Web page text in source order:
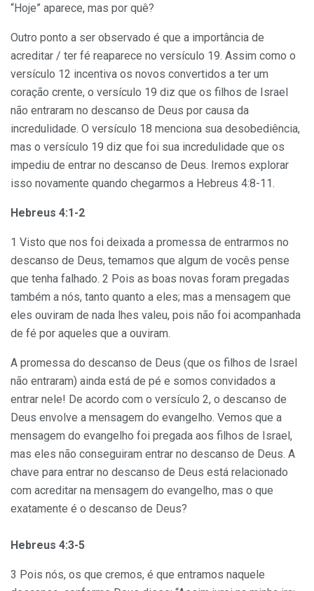
“Hoje” aparece, mas por quê?
Outro ponto a ser observado é que a importância de
acreditar / ter fé reaparece no versículo 19. Assim como o
versículo 12 incentiva os novos convertidos a ter um
coração crente, o versículo 19 diz que os filhos de Israel
não entraram no descanso de Deus por causa da
incredulidade. O versículo 18 menciona sua desobediência,
mas o versículo 19 diz que foi sua incredulidade que os
impediu de entrar no descanso de Deus. Iremos explorar
isso novamente quando chegarmos a Hebreus 4:8-11.
Hebreus 4:1-2
1 Visto que nos foi deixada a promessa de entrarmos no
descanso de Deus, temamos que algum de vocês pense
que tenha falhado. 2 Pois as boas novas foram pregadas
também a nós, tanto quanto a eles; mas a mensagem que
eles ouviram de nada lhes valeu, pois não foi acompanhada
de fé por aqueles que a ouviram.
A promessa do descanso de Deus (que os filhos de Israel
não entraram) ainda está de pé e somos convidados a
entrar nele! De acordo com o versículo 2, o descanso de
Deus envolve a mensagem do evangelho. Vemos que a
mensagem do evangelho foi pregada aos filhos de Israel,
mas eles não conseguiram entrar no descanso de Deus. A
chave para entrar no descanso de Deus está relacionado
com acreditar na mensagem do evangelho, mas o que
exatamente é o descanso de Deus?
Hebreus 4:3-5
3 Pois nós, os que cremos, é que entramos naquele